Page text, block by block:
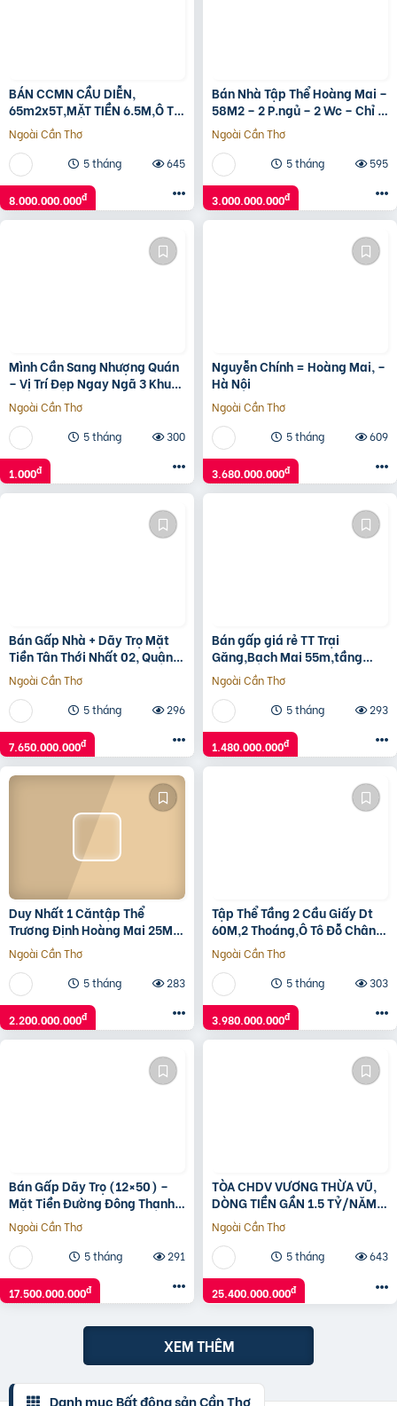
BÁN CCMN CẦU DIỄN,
65m2x5T,MẶT TIỀN 6.5M,Ô TÔ
VÀO NHÀ, 15M Ô TÔ TRÁNH, 8
TỶ
Ngoài Cần Thơ
5 tháng
645
8.000.000.000đ
Bán Nhà Tập Thể Hoàng Mai –
58M2 – 2 P.ngủ – 2 Wc – Chỉ 3
Tỷ Hơn – Sổ Đỏ Chính Chủ
Ngoài Cần Thơ
5 tháng
595
3.000.000.000đ
Mình Cần Sang Nhượng Quán
– Vị Trí Đẹp Ngay Ngã 3 Khu
Đất Dịch Vụ Tổ 5, Mê Linh – Hà
Nội
Ngoài Cần Thơ
5 tháng
300
1.000đ
Nguyễn Chính = Hoàng Mai, –
Hà Nội
Ngoài Cần Thơ
5 tháng
609
3.680.000.000đ
Bán Gấp Nhà + Dãy Trọ Mặt
Tiền Tân Thới Nhất 02, Quận
12 – Giảm Sốc 7.65 Tỷ‼️
Ngoài Cần Thơ
5 tháng
296
7.650.000.000đ
Bán gấp giá rẻ TT Trại
Găng,Bạch Mai 55m,tầng
3,mặt tiền 4m,1.48 tỷ Hai Bà
Trưng.
Ngoài Cần Thơ
5 tháng
293
1.480.000.000đ
Duy Nhất 1 Căntập Thể
Trương Định Hoàng Mai 25M
Tầng 1 Full Nội Thất Ở Ngay
Nhỉnh 2 Tỷ Lh
Ngoài Cần Thơ
5 tháng
283
2.200.000.000đ
Tập Thể Tầng 2 Cầu Giấy Dt
60M,2 Thoáng,Ô Tô Đỗ Chân
Tòa Giá 3,980 Tỷ
Ngoài Cần Thơ
5 tháng
303
3.980.000.000đ
Bán Gấp Dãy Trọ (12×50) –
Mặt Tiền Đường Đông Thạnh,
Hóc Môn Giá Rẻ
Ngoài Cần Thơ
5 tháng
291
17.500.000.000đ
TÒA CHDV VƯƠNG THỪA VŨ,
DÒNG TIỀN GẦN 1.5 TỶ/NĂM,
PHÂN LÔ Ô TÔ, 87M x 7T, 25.4
TỶ
Ngoài Cần Thơ
5 tháng
643
25.400.000.000đ
XEM THÊM
Danh mục Bất động sản Cần Thơ